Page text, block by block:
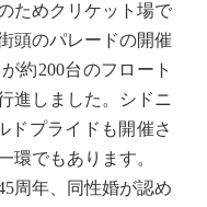
ためクリケット場で
頭のパレードの開催
約200台のフロート
進しました。シドニ
ドプライドも開催さ
環でもあります。
周年、同性婚が認め